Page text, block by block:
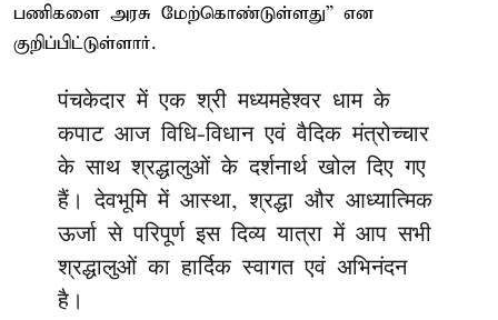
பணிகளை அரசு மேற்கொண்டுள்ளது” என
குறிப்பிட்டுள்ளார்.
पंचकेदार में एक श्री मध्यमहेश्वर धाम के
कपाट आज विधि-विधान एवं वैदिक मंत्रोच्चार
के साथ श्रद्धालुओं के दर्शनार्थ खोल दिए गए
हैं। देवभूमि में आस्था, श्रद्धा और आध्यात्मिक
ऊर्जा से परिपूर्ण इस दिव्य यात्रा में आप सभी
श्रद्धालुओं का हार्दिक स्वागत एवं अभिनंदन
है।